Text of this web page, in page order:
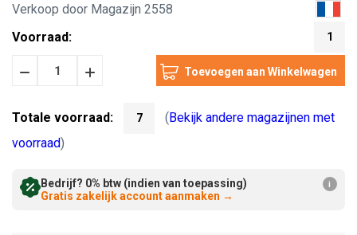
Verkoop door Magazijn 2558
Voorraad:
1
HoeveelheidHoeveelheid
Totale voorraad: 7 ( Bekijk andere magazijnen met
voorraad)
Bedrijf? 0% btw (indien van toepassing)
Gratis zakelijk account aanmaken →
i